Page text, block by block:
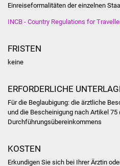
Einreiseformalitäten der einzelnen
INCB - Country Regulations for
FRISTEN
keine
ERFORDERLICHE
Für die Beglaubigung: die ärztliche
und die Bescheinigung nach Artikel 75
Durchführungsübereinkommens
KOSTEN
Erkundigen Sie sich bei Ihrer Ärztin